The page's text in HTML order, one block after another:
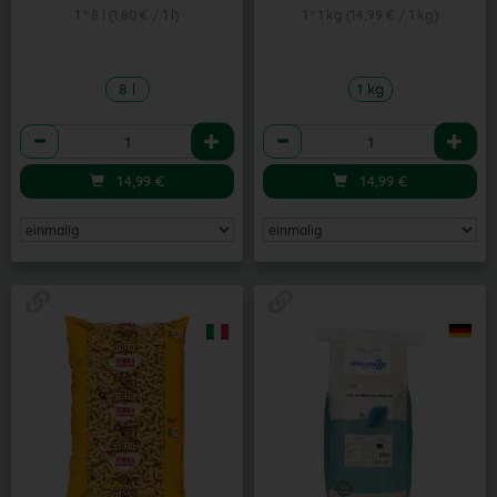
8 l
Anzahl
14,99 €
1 kg
Anzahl
14,99 €